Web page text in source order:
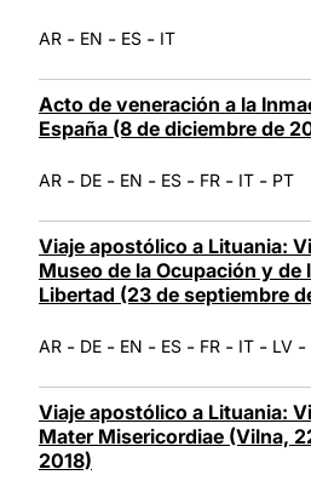
AR - EN - ES - IT
Acto de veneración a la
España (8 de diciembre de
AR - DE - EN - ES - FR - IT - PT
Viaje apostólico a Lituania:
Museo de la Ocupación y de
Libertad (23 de septiembre
AR - DE - EN - ES - FR - IT - LV -
Viaje apostólico a Lituania:
Mater Misericordiae (Vilna,
2018)